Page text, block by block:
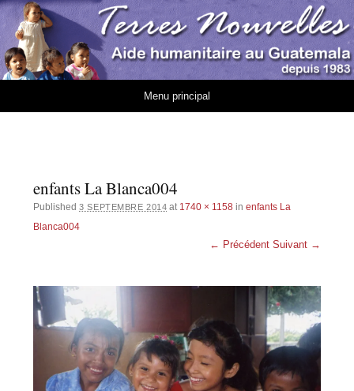
Association Terres
Nouvelles
AIDE HUMANITAIRE AU GUATEMALA DEPUIS 1983
Menu principal
enfants La Blanca004
Published3 SEPTEMBRE 2014 at 1740 × 1158 inenfants La
Blanca004
← Précédent Suivant →